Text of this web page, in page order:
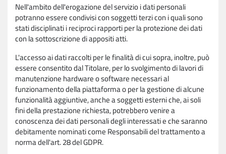
Nell'ambito dell'erogazione del servizio i dati personali
potranno essere condivisi con soggetti terzi con i quali sono
stati disciplinati i reciproci rapporti per la protezione dei dati
con la sottoscrizione di appositi atti.
L'accesso ai dati raccolti per le finalità di cui sopra, inoltre, può
essere consentito dal Titolare, per lo svolgimento di lavori di
manutenzione hardware o software necessari al
funzionamento della piattaforma o per la gestione di alcune
funzionalità aggiuntive, anche a soggetti esterni che, ai soli
fini della prestazione richiesta, potrebbero venire a
conoscenza dei dati personali degli interessati e che saranno
debitamente nominati come Responsabili del trattamento a
norma dell'art. 28 del GDPR.